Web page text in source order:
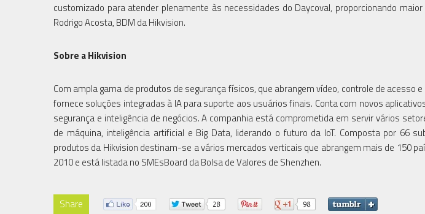
customizado para atender plenamente às necessidades do Daycoval, proporcionando
Rodrigo Acosta, BDM da Hikvision.
Sobre a Hikvision
Com ampla gama de produtos de segurança físicos, que abrangem vídeo, controle de acesso
fornece soluções integradas à IA para suporte aos usuários finais. Conta com novos
segurança e inteligência de negócios. A companhia está comprometida em servir vários
de máquina, inteligência artificial e Big Data, liderando o futuro da IoT. Composta por 66
produtos da Hikvision destinam-se a vários mercados verticais que abrangem mais de 150
2010 e está listada no SMEsBoard da Bolsa de Valores de Shenzhen.
Share